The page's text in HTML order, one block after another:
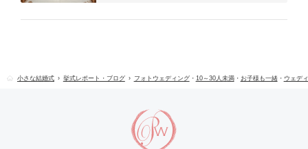
小さな結婚式 挙式レポート・ブログ フォトウェディング・ 10～30人未満・ お子様も一緒・ ウェデ